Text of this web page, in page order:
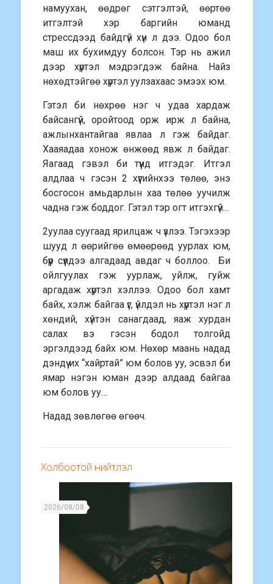
намуухан, өөдрөг сэтгэлтэй, өөртөө
итгэлтэй хэр баргийн юманд
стрессдээд байдгүй хүн л дээ. Одоо бол
маш их бухимдуу болсон. Тэр нь ажил
дээр хүртэл мэдрэгдэж байна. Найз
нөхөдтэйгөө хүртэл уулзахаас эмээх юм.
Гэтэл би нөхрөө нэг ч удаа хардаж
байсангүй, оройтоод орж ирж л байна,
ажлынхантайгаа явлаа л гэж байдаг.
Хааяадаа хонож өнжөөд явж л байдаг.
Яагаад гэвэл би түүнд итгэдэг. Итгэл
алдлаа ч гэсэн 2 хүүгийнхээ төлөө, энэ
босгосон амьдарлын хаа төлөө уучилж
чадна гэж боддог. Гэтэл тэр огт итгэхгүй…
2уулаа суугаад ярилцаж ч үзлээ. Тэгэхээр
шууд л өөрийгөө өмөөрөөд уурлах юм,
бүүр сүүлдээ алгадаад авдаг ч боллоо. Би
ойлгуулах гэж уурлаж, уйлж, гуйж
аргадаж хүртэл хэллээ. Одоо бол хамт
байх, хэлж байгаа үг, үйлдэл нь хүртэл нэг л
хөндий, хүйтэн санагдаад, яаж хурдан
салах вэ гэсэн бодол толгойд
эргэлдээд байх юм. Нөхөр маань надад
дэндүү их “хайртай” юм болов уу, эсвэл би
ямар нэгэн юман дээр алдаад байгаа
юм болов уу…
Надад зөвлөгөө өгөөч.
Холбоотой нийтлэл
2026/08/08